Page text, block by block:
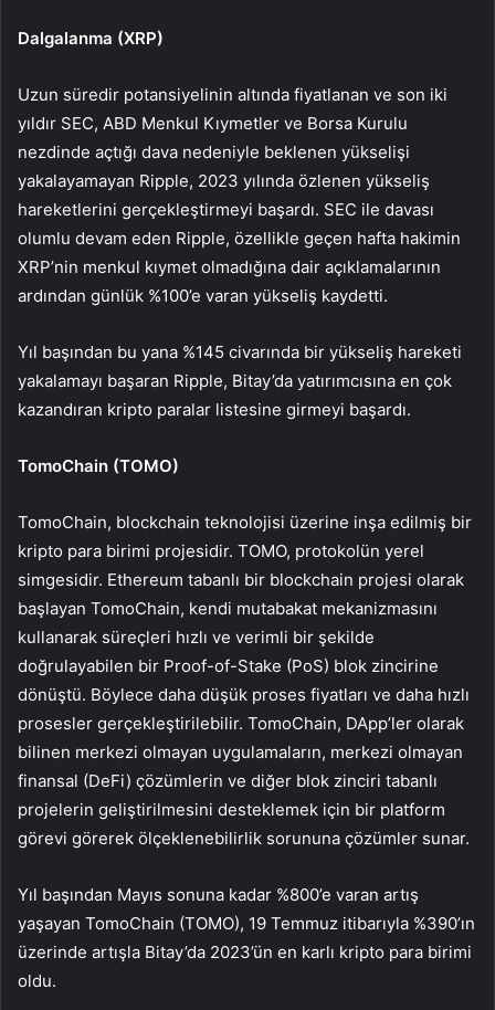
Dalgalanma (XRP)
Uzun süredir potansiyelinin altında fiyatlanan ve son iki
yıldır SEC, ABD Menkul Kıymetler ve Borsa Kurulu
nezdinde açtığı dava nedeniyle beklenen yükselişi
yakalayamayan Ripple, 2023 yılında özlenen yükseliş
hareketlerini gerçekleştirmeyi başardı. SEC ile davası
olumlu devam eden Ripple, özellikle geçen hafta hakimin
XRP’nin menkul kıymet olmadığına dair açıklamalarının
ardından günlük %100’e varan yükseliş kaydetti.
Yıl başından bu yana %145 civarında bir yükseliş hareketi
yakalamayı başaran Ripple, Bitay’da yatırımcısına en çok
kazandıran kripto paralar listesine girmeyi başardı.
TomoChain (TOMO)
TomoChain, blockchain teknolojisi üzerine inşa edilmiş bir
kripto para birimi projesidir. TOMO, protokolün yerel
simgesidir. Ethereum tabanlı bir blockchain projesi olarak
başlayan TomoChain, kendi mutabakat mekanizmasını
kullanarak süreçleri hızlı ve verimli bir şekilde
doğrulayabilen bir Proof-of-Stake (PoS) blok zincirine
dönüştü. Böylece daha düşük proses fiyatları ve daha hızlı
prosesler gerçekleştirilebilir. TomoChain, DApp’ler olarak
bilinen merkezi olmayan uygulamaların, merkezi olmayan
finansal (DeFi) çözümlerin ve diğer blok zinciri tabanlı
projelerin geliştirilmesini desteklemek için bir platform
görevi görerek ölçeklenebilirlik sorununa çözümler sunar.
Yıl başından Mayıs sonuna kadar %800’e varan artış
yaşayan TomoChain (TOMO), 19 Temmuz itibarıyla %390’ın
üzerinde artışla Bitay’da 2023’ün en karlı kripto para birimi
oldu.